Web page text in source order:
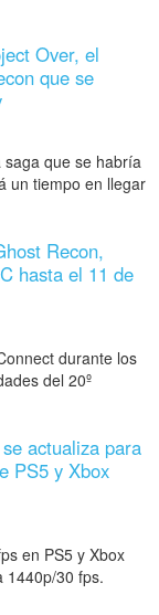
Over, el
que se
que se habría
un tiempo en llegar
Recon,
hasta el 11 de
durante los
del 20º
actualiza para
PS5 y Xbox
en PS5 y Xbox
1440p/30 fps.